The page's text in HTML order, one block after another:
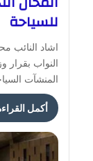
للسياحة
اشاد النائب
النواب بقرار
المنشآت
أكمل